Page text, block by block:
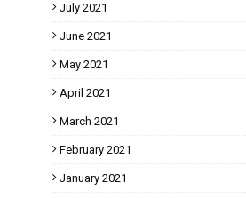
July 2021
June 2021
May 2021
April 2021
March 2021
February 2021
January 2021